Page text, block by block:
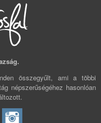
összegyűlt, ami a többi
népszerűségéhez hasonlóan